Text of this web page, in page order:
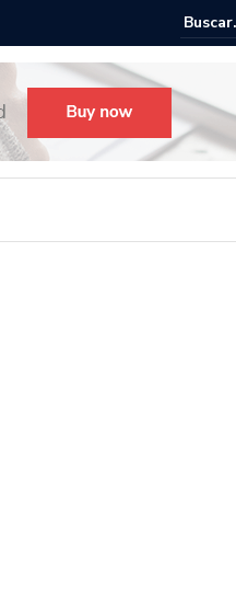
para el Festival Desfile Día de